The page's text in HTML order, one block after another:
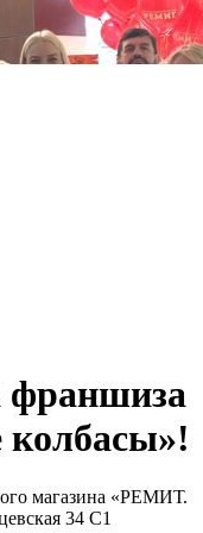
франшиза
магазина «РЕМИТ.
34 С1